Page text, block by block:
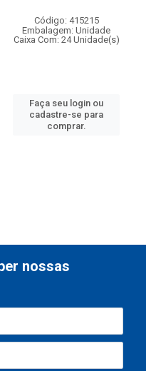
Código: 415215
Embalagem: Unidade
Caixa Com: 24 Unidade(s)
Faça seu login ou
cadastre-se para
comprar.
nossas